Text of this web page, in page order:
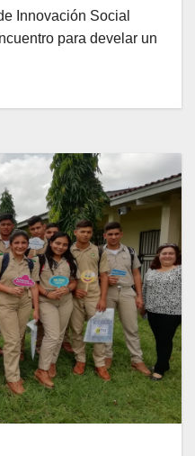
Innovación Social
para develar un